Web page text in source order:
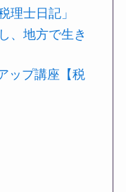
理士日記」
、地方で生き
ップ講座【税